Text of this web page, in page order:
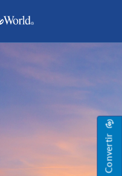
Convertir